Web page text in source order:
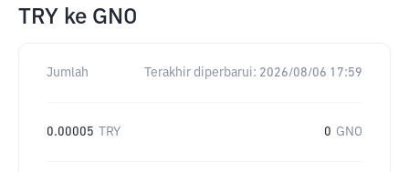
TRY ke GNO
Jumlah Terakhir diperbarui: 2026/08/06 17:59
0.00005 TRY 0 GNO